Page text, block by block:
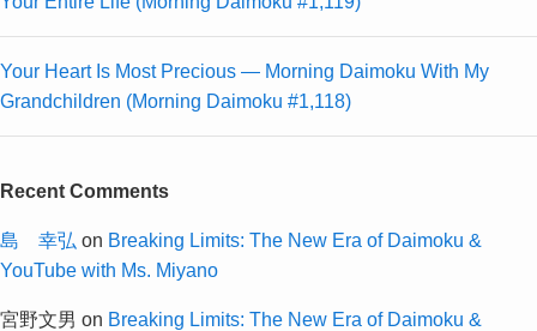
Your Heart Is Most Precious — Morning Daimoku With My
Grandchildren (Morning Daimoku #1,118)
Recent Comments
島 幸弘 on Breaking Limits: The New Era of Daimoku &
YouTube with Ms. Miyano
宮野文男 on Breaking Limits: The New Era of Daimoku &